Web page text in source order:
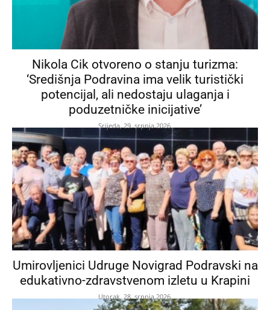
Nikola Cik otvoreno o stanju turizma:
‘Središnja Podravina ima velik turistički
potencijal, ali nedostaju ulaganja i
poduzetničke inicijative’
Srijeda, 29. srpnja 2026.
Umirovljenici Udruge Novigrad Podravski na
edukativno-zdravstvenom izletu u Krapini
Utorak, 28. srpnja 2026.